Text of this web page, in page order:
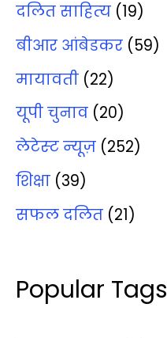
दलित साहित्‍य (19)
बीआर आंबेडकर (59)
मायावती (22)
यूपी चुनाव (20)
लेटेस्‍ट न्‍यूज़ (252)
शिक्षा (39)
सफल दलित (21)
Popular Tags